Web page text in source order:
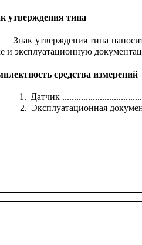
утверждения типа
Знак утверждения типа
и эксплуатационную
средства измерений
1. Датчик
2. Эксплуатационная